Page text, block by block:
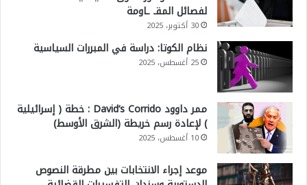
لفصائل المقـ ـاومة
30 أكتوبر، 2025
نظام الكوتا: دراسة في المبررات السياسية
25 أغسطس، 2025
ممر داوود David’s Corrido : خطة ( إسرائيلية
) لإعادة رسم خريطة (الشرق الأوسط)
10 أغسطس، 2025
موعد إجراء الانتخابات بين مطرقة النصوص